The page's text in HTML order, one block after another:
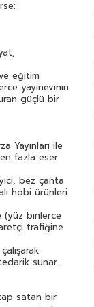
eğitim
yayınevinin
güçlü bir
Yayınları ile
fazla eser
bez çanta
hobi ürünleri
(yüz binlerce
trafiğine
sunar.
satan bir